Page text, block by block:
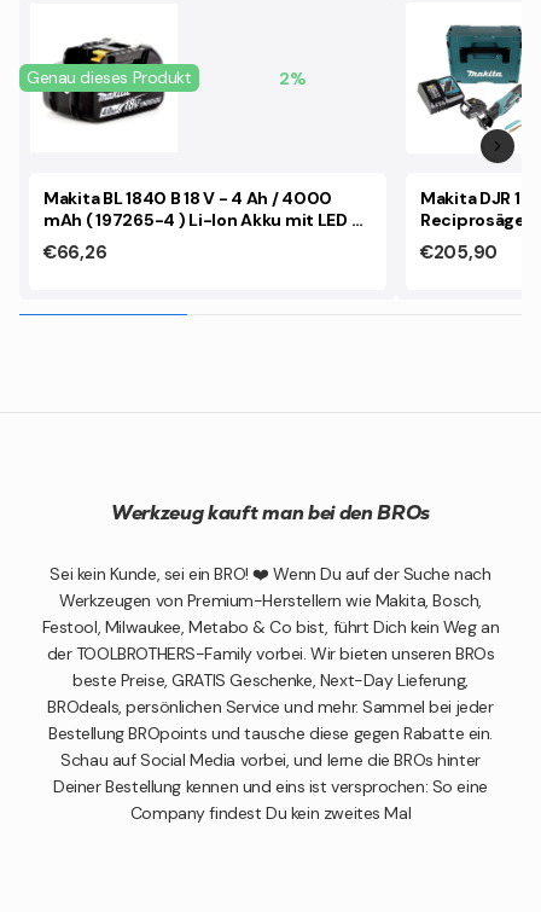
Genau dieses Produkt 2%
Makita BL 1840 B 18 V - 4 Ah / 4000
mAh ( 197265-4 ) Li-Ion Akku mit LED -
Anzeige
€66,26
Makita DJR
Reciprosäge +
Ladegerät +
€205,90
Werkzeug kauft man bei den BROs
Sei kein Kunde, sei ein BRO! ❤️ Wenn Du auf der Suche nach
Werkzeugen von Premium-Herstellern wie Makita, Bosch,
Festool, Milwaukee, Metabo & Co bist, führt Dich kein Weg an
der TOOLBROTHERS-Family vorbei. Wir bieten unseren BROs
beste Preise, GRATIS Geschenke, Next-Day Lieferung,
BROdeals, persönlichen Service und mehr. Sammel bei jeder
Bestellung BROpoints und tausche diese gegen Rabatte ein.
Schau auf Social Media vorbei, und lerne die BROs hinter
Deiner Bestellung kennen und eins ist versprochen: So eine
Company findest Du kein zweites Mal